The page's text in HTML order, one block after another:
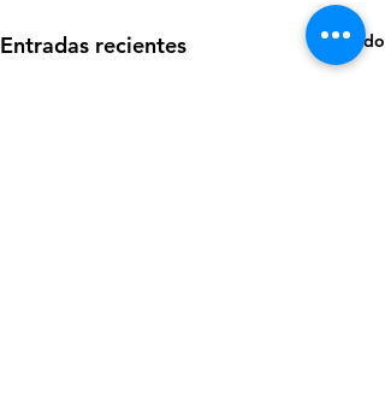
Entradas recientes Ver todo